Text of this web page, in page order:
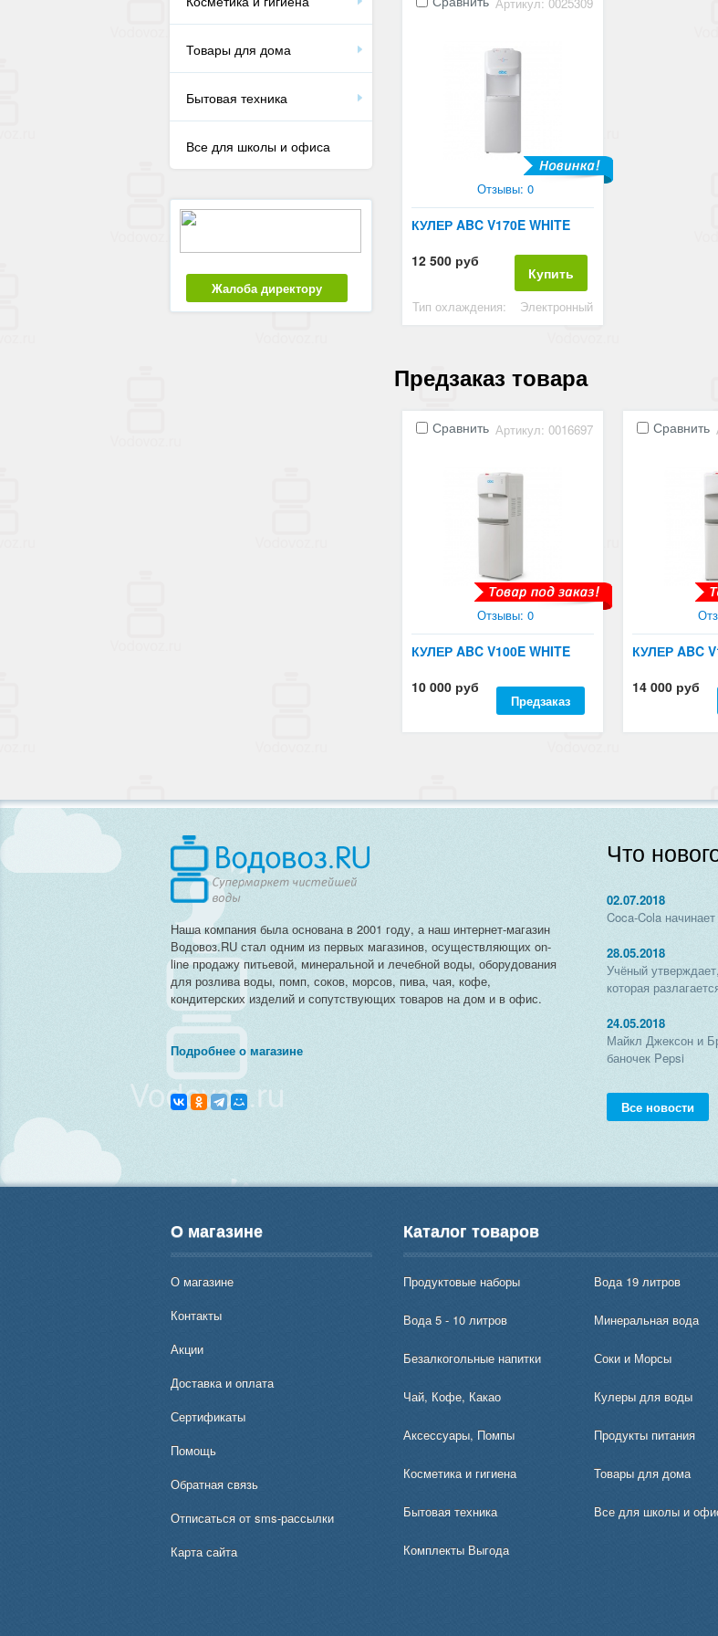
Товары для дома
Бытовая техника
Все для школы и офиса
Жалоба директору
Отзывы: 0
КУЛЕР ABC V170E WHITE
12 500 руб
Купить
Тип охлаждения: Электронный
Предзаказ товара
Сравнить Артикул: 0016697
Отзывы: 0
КУЛЕР ABC V100E WHITE
10 000 руб
Предзаказ
Сравнить
КУЛЕР ABC
14 000 руб
Наша компания была основана в 2001 году, а наш интернет-магазин
Водовоз.RU стал одним из первых магазинов, осуществляющих on-
line продажу питьевой, минеральной и лечебной воды, оборудования
для розлива воды, помп, соков, морсов, пива, чая, кофе,
кондитерских изделий и сопутствующих товаров на дом и в офис.
Подробнее о магазине
Что
02.07.2018
Coca-Cola
28.05.2018
Учёный
которая
24.05.2018
Майкл Джексон и
баночек Pepsi
Все новости
О магазине
О магазине
Контакты
Акции
Доставка и оплата
Сертификаты
Помощь
Обратная связь
Отписаться от sms-рассылки
Карта сайта
Каталог товаров
Продуктовые наборы Вода 19 литров
Вода 5 - 10 литров Минеральная вода
Безалкогольные напитки Соки и Морсы
Чай, Кофе, Какао Кулеры для воды
Аксессуары, Помпы Продукты питания
Косметика и гигиена Товары для дома
Бытовая техника Все для школы и
Комплекты Выгода